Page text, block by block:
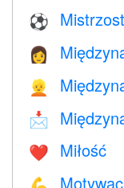
⚽
👩
👱
📩
❤️️ Miłość